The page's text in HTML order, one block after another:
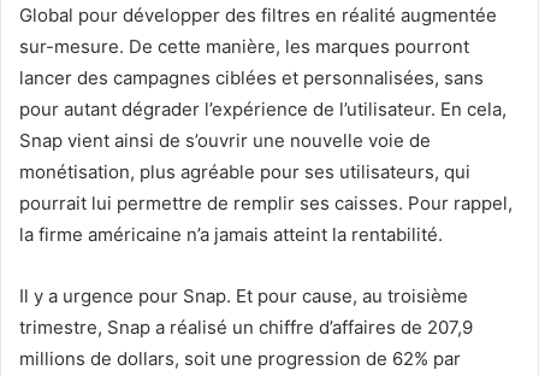
Global pour développer des filtres en réalité augmentée
sur-mesure. De cette manière, les marques pourront
lancer des campagnes ciblées et personnalisées, sans
pour autant dégrader l’expérience de l’utilisateur. En cela,
Snap vient ainsi de s’ouvrir une nouvelle voie de
monétisation, plus agréable pour ses utilisateurs, qui
pourrait lui permettre de remplir ses caisses. Pour rappel,
la firme américaine n’a jamais atteint la rentabilité.
Il y a urgence pour Snap. Et pour cause, au troisième
trimestre, Snap a réalisé un chiffre d’affaires de 207,9
millions de dollars, soit une progression de 62% par